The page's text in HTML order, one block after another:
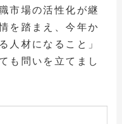
市場の活性化が継
を踏まえ、今年か
人材になること」
も問いを立てまし